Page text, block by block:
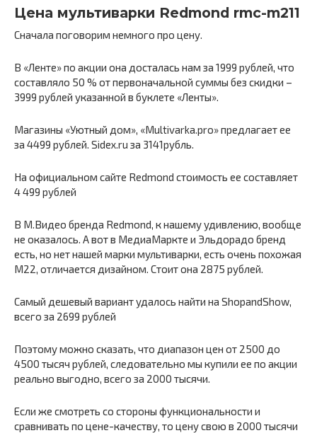
Цена мультиварки Redmond rmc-m211
Сначала поговорим немного про цену.
В «Ленте» по акции она досталась нам за 1999 рублей, что
составляло 50 % от первоначальной суммы без скидки –
3999 рублей указанной в буклете «Ленты».
Магазины «Уютный дом», «Multivarka.pro» предлагает ее
за 4499 рублей. Sidex.ru за 3141рубль.
На официальном сайте Redmond стоимость ее составляет
4 499 рублей
В М.Видео бренда Redmond, к нашему удивлению, вообще
не оказалось. А вот в МедиаМаркте и Эльдорадо бренд
есть, но нет нашей марки мультиварки, есть очень похожая
М22, отличается дизайном. Стоит она 2875 рублей.
Самый дешевый вариант удалось найти на ShopandShow,
всего за 2699 рублей
Поэтому можно сказать, что диапазон цен от 2500 до
4500 тысяч рублей, следовательно мы купили ее по акции
реально выгодно, всего за 2000 тысячи.
Если же смотреть со стороны функциональности и
сравнивать по цене-качеству, то цену свою в 2000 тысячи